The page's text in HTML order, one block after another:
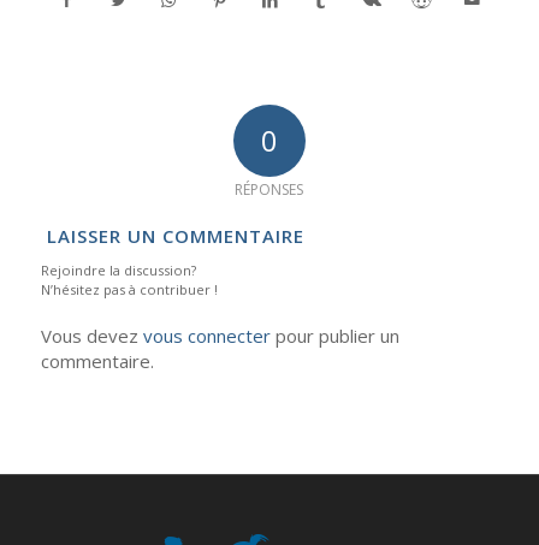
0
RÉPONSES
LAISSER UN COMMENTAIRE
Rejoindre la discussion?
N’hésitez pas à contribuer !
Vous devez vous connecterpour publier un
commentaire.